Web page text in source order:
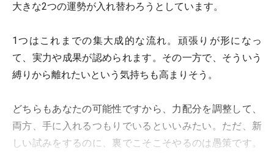
大きな2つの運勢が入れ替わろうとしています。
1つはこれまでの集大成的な流れ。頑張りが形になっ
て、実力や成果が認められます。その一方で、そういう
縛りから離れたいという気持ちも高まりそう。
どちらもあなたの可能性ですから、力配分を調整して、
両方、手に入れるつもりでいるといいみたい。ただ、新
しい試みをするのに、裏でこそこそやるのは愚策です。